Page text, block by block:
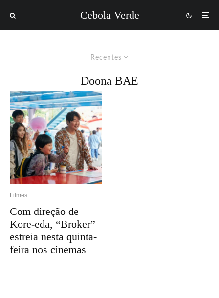
Cebola Verde
Recentes
Doona BAE
Filmes
Com direção de
Kore-eda, “Broker”
estreia nesta quinta-
feira nos cinemas